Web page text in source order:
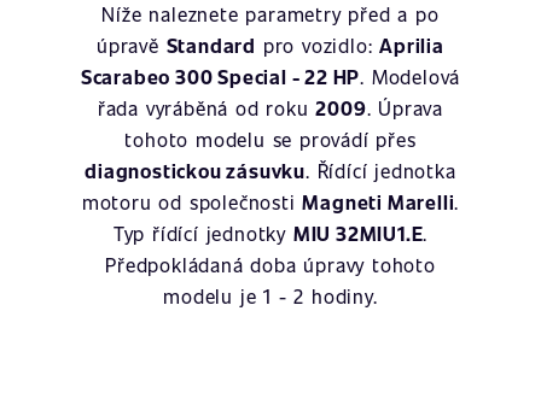
Níže naleznete parametry před a po
úpravě Standard pro vozidlo:Aprilia
Scarabeo 300 Special - 22 HP. Modelová
řada vyráběná od roku2009. Úprava
tohoto modelu se provádí přes
diagnostickou zásuvku. Řídící jednotka
motoru od společnostiMagneti Marelli.
Typ řídící jednotky MIU 32MIU1.E.
Předpokládaná doba úpravy tohoto
modelu je 1 - 2 hodiny.